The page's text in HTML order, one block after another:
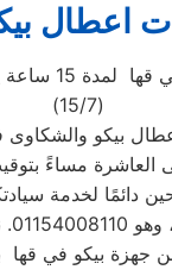
اعطال
يعمل مركز
(15/7)
دائمًا لخدمة